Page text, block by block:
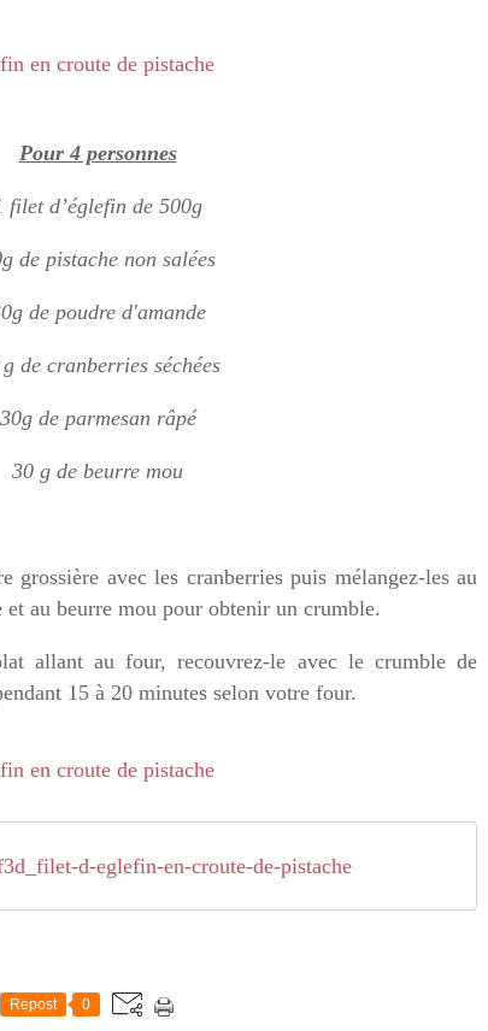
Pour 4 personnes
filet d’églefin de 500g
de pistache non salées
de poudre d'amande
de cranberries séchées
30g de parmesan râpé
30 g de beurre mou
grossière avec les cranberries puis mélangez-les au
et au beurre mou pour obtenir un crumble.
allant au four, recouvrez-le avec le crumble de
15 à 20 minutes selon votre four.
d-eglefin-en-croute-de-pistache
Repost 0